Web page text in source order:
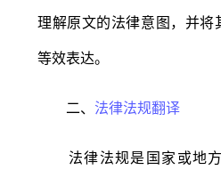
理解原文的法律意图，并将
等效表达。
二、 法律法规翻译
法律法规是国家或地方